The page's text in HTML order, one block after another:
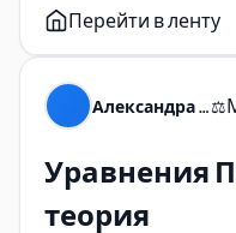
Перейти в ленту
⚖️
Уравнения
теория